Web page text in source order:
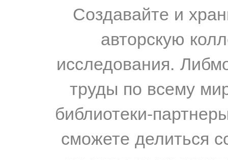
Создавайте и
авторскую
исследования.
труды по всему
библиотеки-
сможете делиться